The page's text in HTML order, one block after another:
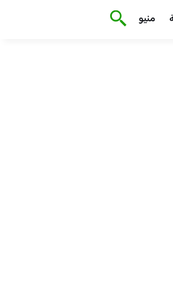
منيو